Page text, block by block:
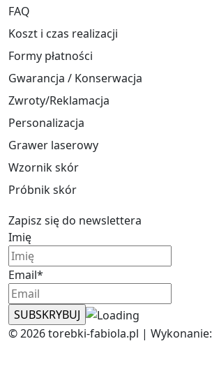
FAQ
Koszt i czas realizacji
Formy płatności
Gwarancja / Konserwacja
Zwroty/Reklamacja
Personalizacja
Grawer laserowy
Wzornik skór
Próbnik skór
Zapisz się do newslettera
Imię
Email*
© 2026 torebki-fabiola.pl | Wykonanie: